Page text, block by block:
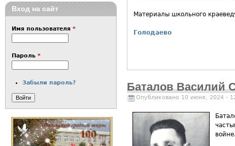
Материалы школьного
Голодаево
Баталов Василий
Опубликовано 10 июня, 2024 -
войне.
Вход на сайт
Имя пользователя *
Пароль *
Забыли пароль?